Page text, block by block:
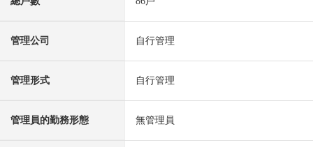
管理公司 自行管理
管理形式 自行管理
管理員的勤務形態 無管理員